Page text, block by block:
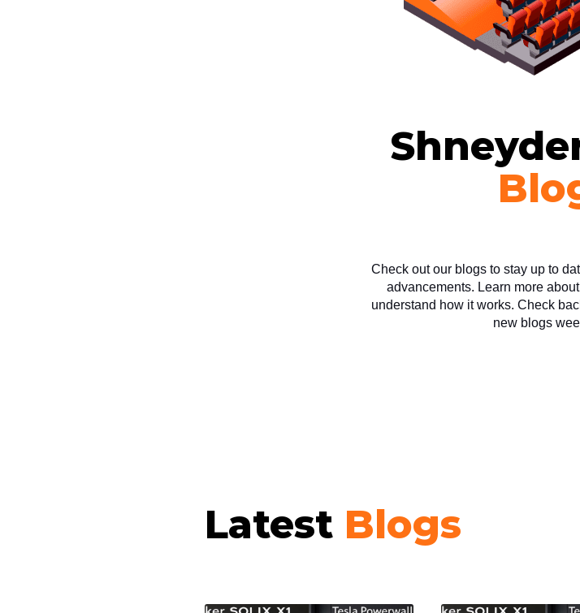
Check out our blogs to stay up to
advancements. Learn more
understand how it works. Check
new blogs
Latest Blogs